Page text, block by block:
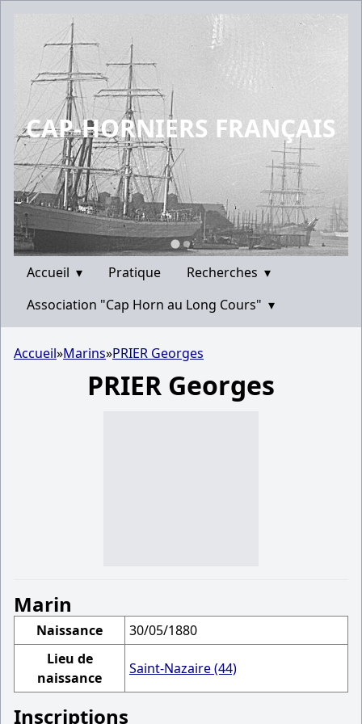
CAP-HORNIERS FRANÇAIS
Accueil ▾ Pratique Recherches ▾
Association "Cap Horn au Long Cours" ▾
Accueil»Marins»PRIER Georges
PRIER Georges
Marin
Naissance
30/05/1880
Lieu de
naissance
Saint-Nazaire (44)
Inscriptions